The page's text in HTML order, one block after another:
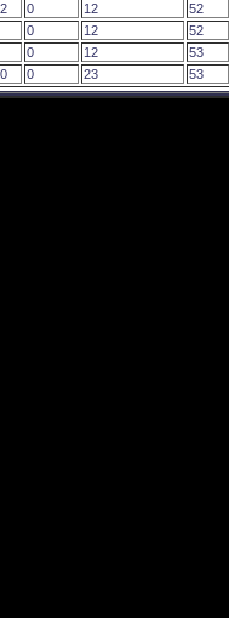
0 12 52
0 12 52
0 12 53
0 23 53